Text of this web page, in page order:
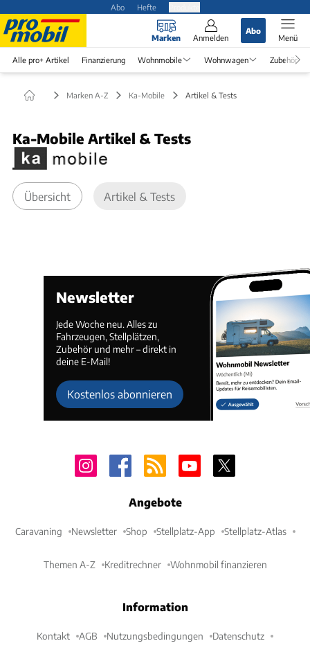
Abo Hefte
Marken Anmelden
Abo
Menü
Alle pro+ Artikel Finanzierung Wohnmobile Wohnwagen Zubehör
Marken A-Z Ka-Mobile Artikel & Tests
Ka-Mobile Artikel & Tests
Übersicht Artikel & Tests
Newsletter
Jede Woche neu. Alles zu
Fahrzeugen, Stellplätzen,
Zubehör und mehr – direkt in
deine E-Mail!
Kostenlos abonnieren
Angebote
Caravaning Newsletter Shop Stellplatz-App Stellplatz-Atlas
Themen A-Z Kreditrechner Wohnmobil finanzieren
Information
Kontakt AGB Nutzungsbedingungen Datenschutz